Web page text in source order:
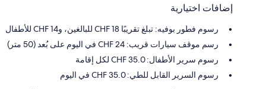
إضافات اختيارية
رسوم فطور بوفيه: تبلغ تقريبًا CHF 18 للبالغين، وCHF 14 للأطفال
رسم موقف سيارات قريب: 24 CHF في اليوم على بُعد (50 متر)
رسوم سرير الأطفال: 35.0 CHF لكل إقامة
رسوم السرير القابل للطي: 35.0 CHF في اليوم